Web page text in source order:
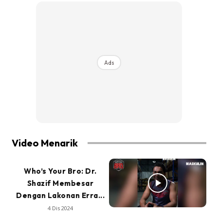
Ads
Video Menarik
Who’s Your Bro: Dr.
Shazif Membesar
Dengan Lakonan Erra...
4 Dis 2024